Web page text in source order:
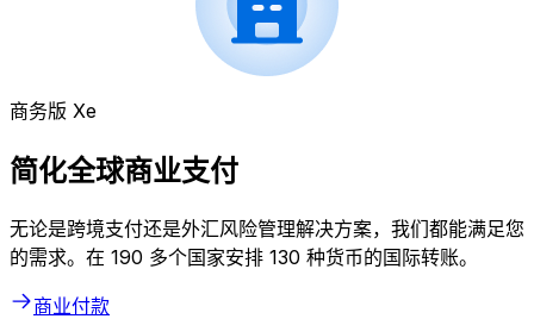
商务版 Xe
简化全球商业支付
无论是跨境支付还是外汇风险管理解决方案，我们都能满足您
的需求。在 190 多个国家安排 130 种货币的国际转账。
商业付款